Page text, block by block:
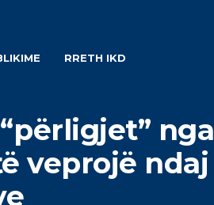
RRETH IKD
nga
veprojë ndaj